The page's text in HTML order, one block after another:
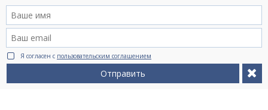
Я согласен с пользовательским соглашением
Отправить